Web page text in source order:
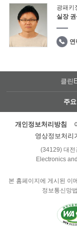
광패키
실장 권
연
클린
주
개인정보처리방침
영상정보처리
(34129) 대전
Electronics
본 홈페이지에 게시된 이
정보통신망